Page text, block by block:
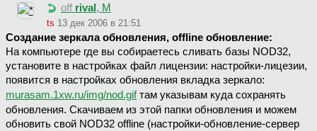
off rival , М
ts 13 дек 2006 в 21:51
Создание зеркала обновления, offline обновление:
На компьютере где вы собираетесь сливать базы NOD32,
установите в настройках файл лицензии: настройки-лицезии,
появится в настройках обновления вкладка зеркало:
murasam.1xw.ru/img/nod.gifтам указывам куда сохранять
обновления. Скачиваем из этой папки обновления и можем
обновить свой NOD32 offline (настройки-обновление-сервер